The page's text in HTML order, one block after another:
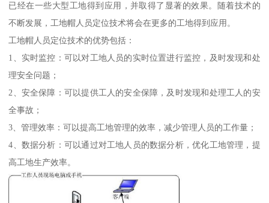
已经在一些大型工地得到应用，并取得了显著的效果。随着技术的
不断发展，工地帽人员定位技术将会在更多的工地得到应用。
工地帽人员定位技术的优势包括：
1、实时监控：可以对工地人员的实时位置进行监控，及时发现和处
理安全问题；
2、安全保障：可以提供工人的安全保障，及时发现和处理工人的安
全事故；
3、管理效率：可以提高工地管理的效率，减少管理人员的工作量；
4、数据分析：可以通过对工地人员的数据分析，优化工地管理，提
高工地生产效率。